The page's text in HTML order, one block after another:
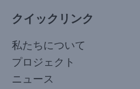
クイックリンク
私たちについて
プロジェクト
ニュース